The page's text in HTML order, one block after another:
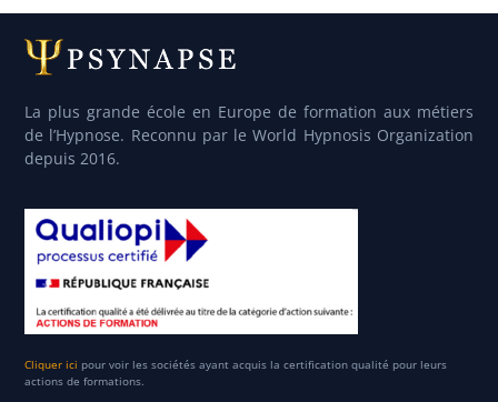
La plus grande école en Europe de formation aux métiers
de l’Hypnose. Reconnu par le World Hypnosis Organization
depuis 2016.
Cliquer ici pour voir les sociétés ayant acquis la certification qualité pour leurs
actions de formations.